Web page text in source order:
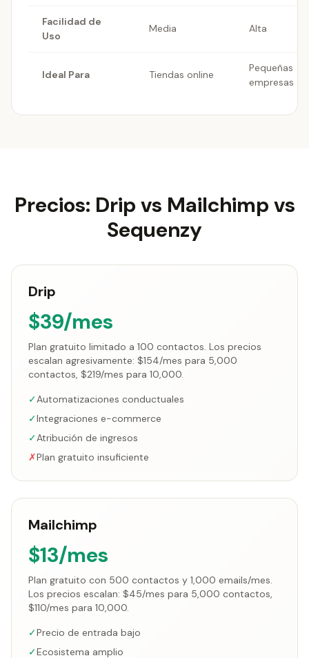
Facilidad de
Uso
Media Alta
Ideal Para Tiendas online
Pequeñas
empresas
Precios: Drip vs Mailchimp vs
Sequenzy
Drip
$39/mes
Plan gratuito limitado a 100 contactos. Los precios
escalan agresivamente: $154/mes para 5,000
contactos, $219/mes para 10,000.
✓Automatizaciones conductuales
✓Integraciones e-commerce
✓Atribución de ingresos
✗Plan gratuito insuficiente
Mailchimp
$13/mes
Plan gratuito con 500 contactos y 1,000 emails/mes.
Los precios escalan: $45/mes para 5,000 contactos,
$110/mes para 10,000.
✓Precio de entrada bajo
✓Ecosistema amplio